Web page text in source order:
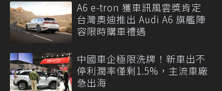
A6 e-tron 獲車訊風雲獎肯定
台灣奧迪推出 Audi A6 旗艦陣
容限時購車禮遇
中國車企極限洗牌！新車出不
停利潤率僅剩1.5%，主流車廠
急出海